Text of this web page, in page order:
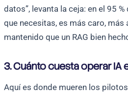
datos”, levanta la ceja: en el 95
que necesitas, es más caro, más
mantenido que un RAG bien
3. Cuánto cuesta operar IA
Aquí es donde mueren los